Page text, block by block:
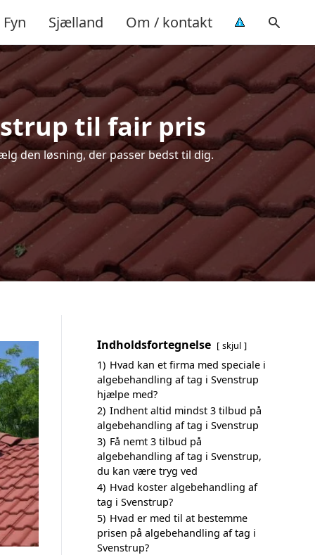
Fyn Sjælland Om / kontakt
til fair pris
den løsning, der passer bedst til dig.
Indholdsfortegnelse skjul
1) Hvad kan et firma med speciale i
algebehandling af tag i Svenstrup
hjælpe med?
2) Indhent altid mindst 3 tilbud på
algebehandling af tag i Svenstrup
3) Få nemt 3 tilbud på
algebehandling af tag i Svenstrup,
du kan være tryg ved
4) Hvad koster algebehandling af
tag i Svenstrup?
5) Hvad er med til at bestemme
prisen på algebehandling af tag i
Svenstrup?